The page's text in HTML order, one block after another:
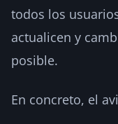
todos los
actualicen y
posible.
En concreto, el